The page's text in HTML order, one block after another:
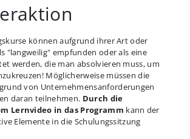
können aufgrund ihrer Art oder
"langweilig" empfunden oder als eine
werden, die man absolvieren muss, um
Möglicherweise müssen die
von Unternehmensanforderungen
daran teilnehmen. Durch die
Lernvideo in das Programm kann der
Elemente in die Schulungssitzung